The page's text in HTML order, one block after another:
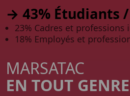
→ 43% Étudiants
23% Cadres et professions
18% Employés et
MARSATAC
EN TOUT GENRE